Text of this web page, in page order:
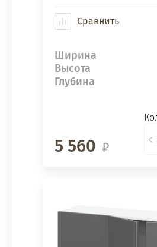
Сравнить
Ширина
Высота
Глубина
5 560